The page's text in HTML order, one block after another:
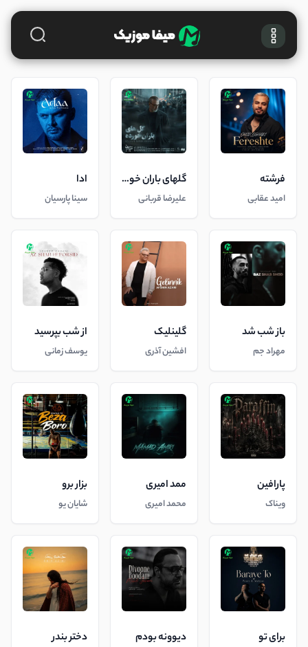
فرشته
امید عقابی
گلهای باران خورده
علیرضا قربانی
ادا
سینا پارسیان
باز شب شد
مهراد جم
گلینلیک
افشین آذری
از شب بپرسید
یوسف زمانی
پارافین
ویناک
ممد امیری
محمد امیری
بزار برو
شایان یو
برای تو دیوونه بودم دختر بندر